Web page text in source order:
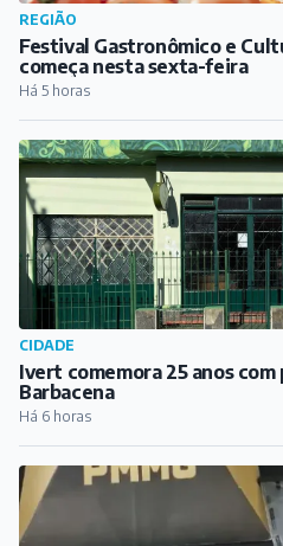
REGIÃO
Festival Gastronômico e
começa nesta sexta-feira
Há 5 horas
CIDADE
Ivert comemora 25 anos
Barbacena
Há 6 horas